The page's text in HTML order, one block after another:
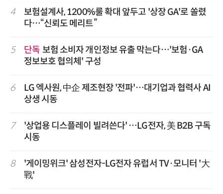
4
보험설계사, 1200%룰 확대 앞두고 '상장 GA'로 쏠렸
다…“신뢰도 메리트”
5 단독 보험 소비자 개인정보 유출 막는다…'보험·GA
정보보호 협의체' 구성
6
LG 엑사원, 中企 제조현장 '전파'…대기업과 협력사 AI
상생 시동
7
'상업용 디스플레이 빌려쓴다' …LG전자, 美 B2B 구독
시동
8
'게이밍위크' 삼성전자-LG전자 유럽서 TV·모니터 '大
戰'